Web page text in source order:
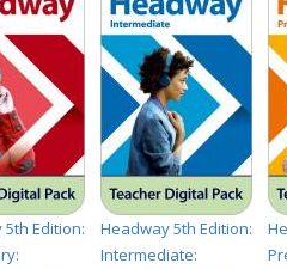
Edition:
Headway 5th Edition:
Intermediate: